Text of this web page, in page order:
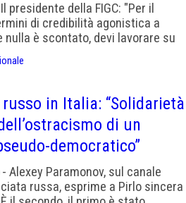
presidente della FIGC: "Per il
di credibilità agonistica a
nulla è scontato, devi lavorare su
russo in Italia: “Solidarietà
di un
democratico”
- Alexey Paramonov, sul canale
russa, esprime a Pirlo sincera